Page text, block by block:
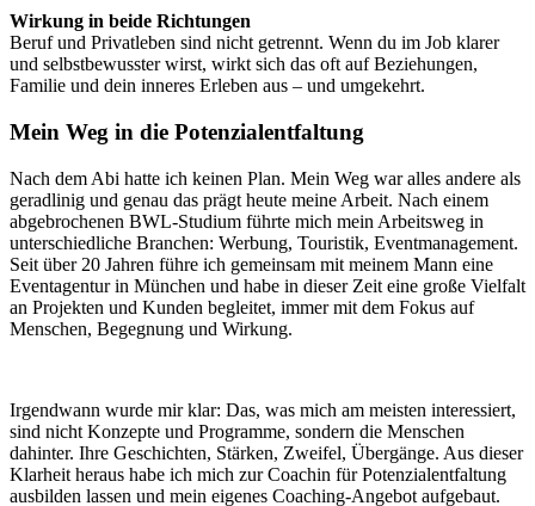
Wirkung in beide Richtungen
Beruf und Privatleben sind nicht getrennt. Wenn du im Job klarer
und selbstbewusster wirst, wirkt sich das oft auf Beziehungen,
Familie und dein inneres Erleben aus – und umgekehrt.
Mein Weg in die Potenzialentfaltung
Nach dem Abi hatte ich keinen Plan. Mein Weg war alles andere als
geradlinig und genau das prägt heute meine Arbeit. Nach einem
abgebrochenen BWL-Studium führte mich mein Arbeitsweg in
unterschiedliche Branchen: Werbung, Touristik, Eventmanagement.
Seit über 20 Jahren führe ich gemeinsam mit meinem Mann eine
Eventagentur in München und habe in dieser Zeit eine große Vielfalt
an Projekten und Kunden begleitet, immer mit dem Fokus auf
Menschen, Begegnung und Wirkung.
Irgendwann wurde mir klar: Das, was mich am meisten interessiert,
sind nicht Konzepte und Programme, sondern die Menschen
dahinter. Ihre Geschichten, Stärken, Zweifel, Übergänge. Aus dieser
Klarheit heraus habe ich mich zur Coachin für Potenzialentfaltung
ausbilden lassen und mein eigenes Coaching-Angebot aufgebaut.